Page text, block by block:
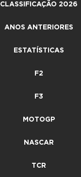
CLASSIFICAÇÃO 2026
ANOS ANTERIORES
ESTATÍSTICAS
F2
F3
MOTOGP
NASCAR
TCR